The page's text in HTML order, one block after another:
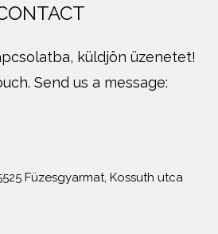
küldjön üzenetet!
Send us a message:
Füzesgyarmat, Kossuth utca